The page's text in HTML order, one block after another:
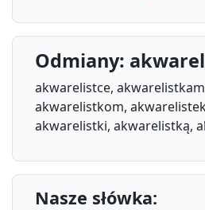
Odmiany:
akwarelistce,
akwarelistkom,
akwarelistki, akwarelistką,
Nasze słówka: